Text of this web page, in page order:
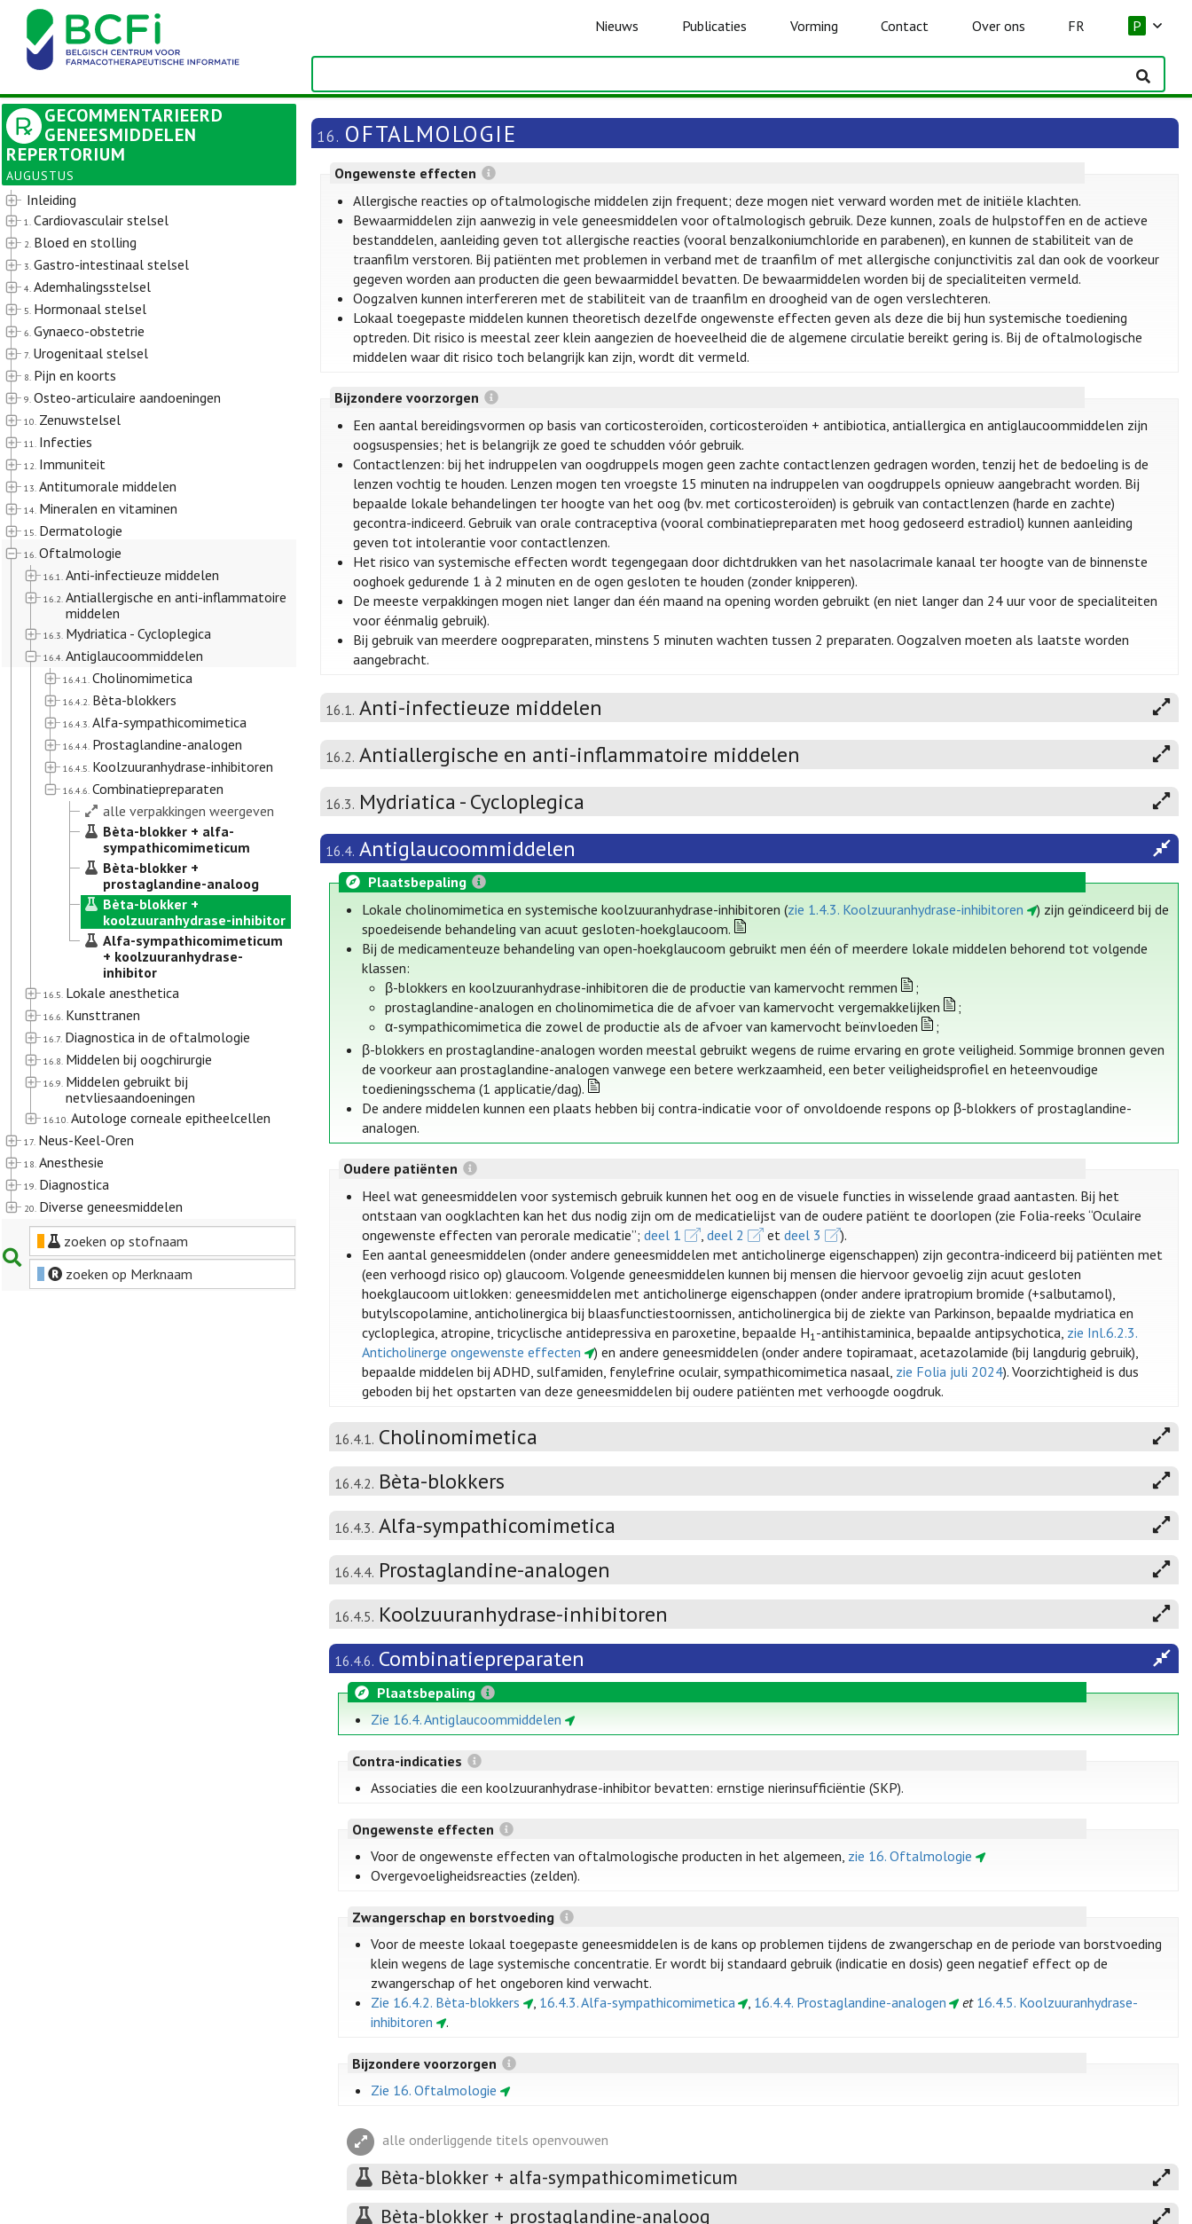
Nieuws Publicaties Vorming Contact Over ons FR P
GECOMMENTARIEERD
GENEESMIDDELEN
REPERTORIUM
AUGUSTUS
Inleiding
1. Cardiovasculair stelsel
2. Bloed en stolling
3. Gastro-intestinaal stelsel
4. Ademhalingsstelsel
5. Hormonaal stelsel
6. Gynaeco-obstetrie
7. Urogenitaal stelsel
8. Pijn en koorts
9. Osteo-articulaire aandoeningen
10. Zenuwstelsel
11. Infecties
12. Immuniteit
13. Antitumorale middelen
14. Mineralen en vitaminen
15. Dermatologie
16. Oftalmologie
16.1. Anti-infectieuze middelen
16.2. Antiallergische en anti-inflammatoire
middelen
16.3. Mydriatica - Cycloplegica
16.4. Antiglaucoommiddelen
16.4.1. Cholinomimetica
16.4.2. Bèta-blokkers
16.4.3. Alfa-sympathicomimetica
16.4.4. Prostaglandine-analogen
16.4.5. Koolzuuranhydrase-inhibitoren
16.4.6. Combinatiepreparaten
alle verpakkingen weergeven
Bèta-blokker + alfa-
sympathicomimeticum
Bèta-blokker +
prostaglandine-analoog
Bèta-blokker +
koolzuuranhydrase-inhibitor
Alfa-sympathicomimeticum
+ koolzuuranhydrase-
inhibitor
16.5. Lokale anesthetica
16.6. Kunsttranen
16.7. Diagnostica in de oftalmologie
16.8. Middelen bij oogchirurgie
16.9. Middelen gebruikt bij
netvliesaandoeningen
16.10. Autologe corneale epitheelcellen
17. Neus-Keel-Oren
18. Anesthesie
19. Diagnostica
20. Diverse geneesmiddelen
zoeken op stofnaam
zoeken op Merknaam
16. OFTALMOLOGIE
Ongewenste effecten
Allergische reacties op oftalmologische middelen zijn frequent; deze mogen niet verward worden met de initiële klachten.
Bewaarmiddelen zijn aanwezig in vele geneesmiddelen voor oftalmologisch gebruik. Deze kunnen, zoals de hulpstoffen en de actieve
bestanddelen, aanleiding geven tot allergische reacties (vooral benzalkoniumchloride en parabenen), en kunnen de stabiliteit van de
traanfilm verstoren. Bij patiënten met problemen in verband met de traanfilm of met allergische conjunctivitis zal dan ook de voorkeur
gegeven worden aan producten die geen bewaarmiddel bevatten. De bewaarmiddelen worden bij de specialiteiten vermeld.
Oogzalven kunnen interfereren met de stabiliteit van de traanfilm en droogheid van de ogen verslechteren.
Lokaal toegepaste middelen kunnen theoretisch dezelfde ongewenste effecten geven als deze die bij hun systemische toediening
optreden. Dit risico is meestal zeer klein aangezien de hoeveelheid die de algemene circulatie bereikt gering is. Bij de oftalmologische
middelen waar dit risico toch belangrijk kan zijn, wordt dit vermeld.
Bijzondere voorzorgen
Een aantal bereidingsvormen op basis van corticosteroïden, corticosteroïden + antibiotica, antiallergica en antiglaucoommiddelen zijn
oogsuspensies; het is belangrijk ze goed te schudden vóór gebruik.
Contactlenzen: bij het indruppelen van oogdruppels mogen geen zachte contactlenzen gedragen worden, tenzij het de bedoeling is de
lenzen vochtig te houden. Lenzen mogen ten vroegste 15 minuten na indruppelen van oogdruppels opnieuw aangebracht worden. Bij
bepaalde lokale behandelingen ter hoogte van het oog (bv. met corticosteroïden) is gebruik van contactlenzen (harde en zachte)
gecontra-indiceerd. Gebruik van orale contraceptiva (vooral combinatiepreparaten met hoog gedoseerd estradiol) kunnen aanleiding
geven tot intolerantie voor contactlenzen.
Het risico van systemische effecten wordt tegengegaan door dichtdrukken van het nasolacrimale kanaal ter hoogte van de binnenste
ooghoek gedurende 1 à 2 minuten en de ogen gesloten te houden (zonder knipperen).
De meeste verpakkingen mogen niet langer dan één maand na opening worden gebruikt (en niet langer dan 24 uur voor de specialiteiten
voor éénmalig gebruik).
Bij gebruik van meerdere oogpreparaten, minstens 5 minuten wachten tussen 2 preparaten. Oogzalven moeten als laatste worden
aangebracht.
16.1. Anti-infectieuze middelen
16.2. Antiallergische en anti-inflammatoire middelen
16.3. Mydriatica - Cycloplegica
16.4. Antiglaucoommiddelen
Plaatsbepaling
Lokale cholinomimetica en systemische koolzuuranhydrase-inhibitoren (zie 1.4.3. Koolzuuranhydrase-inhibitoren
) zijn geïndiceerd bij de
spoedeisende behandeling van acuut gesloten-hoekglaucoom.
Bij de medicamenteuze behandeling van open-hoekglaucoom gebruikt men één of meerdere lokale middelen behorend tot volgende
klassen:
β-blokkers en koolzuuranhydrase-inhibitoren die de productie van kamervocht remmen
;
prostaglandine-analogen en cholinomimetica die de afvoer van kamervocht vergemakkelijken
;
α-sympathicomimetica die zowel de productie als de afvoer van kamervocht beïnvloeden
;
β-blokkers en prostaglandine-analogen worden meestal gebruikt wegens de ruime ervaring en grote veiligheid. Sommige bronnen geven
de voorkeur aan prostaglandine-analogen vanwege een betere werkzaamheid, een beter veiligheidsprofiel en heteenvoudige
toedieningsschema (1 applicatie/dag).
De andere middelen kunnen een plaats hebben bij contra-indicatie voor of onvoldoende respons op β-blokkers of prostaglandine-
analogen.
Oudere patiënten
Heel wat geneesmiddelen voor systemisch gebruik kunnen het oog en de visuele functies in wisselende graad aantasten. Bij het
ontstaan van oogklachten kan het dus nodig zijn om de medicatielijst van de oudere patiënt te doorlopen (zie Folia-reeks “Oculaire
ongewenste effecten van perorale medicatie”;deel 1 ,deel 2 etdeel 3
).
Een aantal geneesmiddelen (onder andere geneesmiddelen met anticholinerge eigenschappen) zijn gecontra-indiceerd bij patiënten met
(een verhoogd risico op) glaucoom. Volgende geneesmiddelen kunnen bij mensen die hiervoor gevoelig zijn acuut gesloten
hoekglaucoom uitlokken: geneesmiddelen met anticholinerge eigenschappen (onder andere ipratropium bromide (+salbutamol),
butylscopolamine, anticholinergica bij blaasfunctiestoornissen, anticholinergica bij de ziekte van Parkinson, bepaalde mydriatica en
cycloplegica, atropine, tricyclische antidepressiva en paroxetine, bepaalde H1-antihistaminica, bepaalde antipsychotica, zie Inl.6.2.3.
Anticholinerge ongewenste effecten
) en andere geneesmiddelen (onder andere topiramaat, acetazolamide (bij langdurig gebruik),
bepaalde middelen bij ADHD, sulfamiden, fenylefrine oculair, sympathicomimetica nasaal, zie Folia juli 2024). Voorzichtigheid is dus
geboden bij het opstarten van deze geneesmiddelen bij oudere patiënten met verhoogde oogdruk.
16.4.1. Cholinomimetica
16.4.2. Bèta-blokkers
16.4.3. Alfa-sympathicomimetica
16.4.4. Prostaglandine-analogen
16.4.5. Koolzuuranhydrase-inhibitoren
16.4.6. Combinatiepreparaten
Plaatsbepaling
Zie 16.4. Antiglaucoommiddelen
Contra-indicaties
Associaties die een koolzuuranhydrase-inhibitor bevatten: ernstige nierinsufficiëntie (SKP).
Ongewenste effecten
Voor de ongewenste effecten van oftalmologische producten in het algemeen, zie 16. Oftalmologie
Overgevoeligheidsreacties (zelden).
Zwangerschap en borstvoeding
Voor de meeste lokaal toegepaste geneesmiddelen is de kans op problemen tijdens de zwangerschap en de periode van borstvoeding
klein wegens de lage systemische concentratie. Er wordt bij standaard gebruik (indicatie en dosis) geen negatief effect op de
zwangerschap of het ongeboren kind verwacht.
Zie 16.4.2. Bèta-blokkers
, 16.4.3. Alfa-sympathicomimetica , 16.4.4. Prostaglandine-analogen et 16.4.5. Koolzuuranhydrase-
inhibitoren
.
Bijzondere voorzorgen
Zie 16. Oftalmologie
alle onderliggende titels openvouwen
Bèta-blokker + alfa-sympathicomimeticum
Bèta-blokker + prostaglandine-analoog